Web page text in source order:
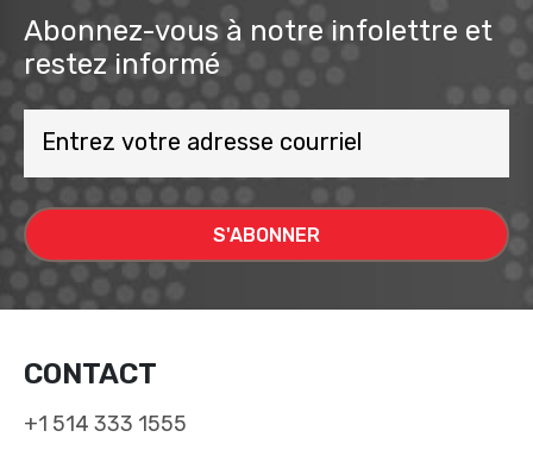
Abonnez-vous à notre infolettre et
restez informé
CONTACT
+1 514 333 1555